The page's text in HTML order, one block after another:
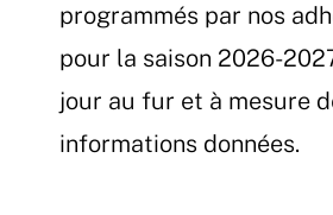
programmés par nos
pour la saison 2026-
jour au fur et à mesure
informations données.